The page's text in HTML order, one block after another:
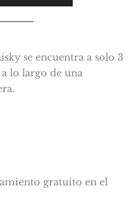
se encuentra a solo 3
lo largo de una
gratuito en el